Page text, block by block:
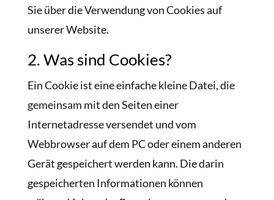
Sie über die Verwendung von Cookies auf
unserer Website.
2. Was sind Cookies?
Ein Cookie ist eine einfache kleine Datei, die
gemeinsam mit den Seiten einer
Internetadresse versendet und vom
Webbrowser auf dem PC oder einem anderen
Gerät gespeichert werden kann. Die darin
gespeicherten Informationen können